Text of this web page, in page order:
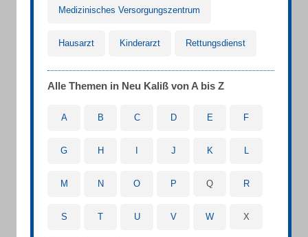
Medizinisches Versorgungszentrum
Hausarzt Kinderarzt Rettungsdienst
Alle Themen in Neu Kaliß von A bis Z
A B C D E F
G H J K L
M N O P Q R
S T U V W X